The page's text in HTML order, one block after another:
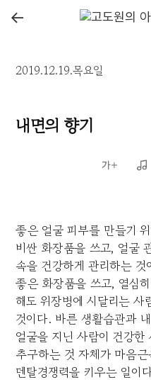
←
2019.12.19.목요일
내면의 향기
좋은 얼굴 피부를 만들기
비싼 화장품을 쓰고, 얼굴
속을 건강하게 관리하는
좋은 화장품을 쓰고, 열심
해도 위장병에 시달리는
것이다. 바른 생활습관과
얼굴을 지닌 사람이 건강
추구하는 것 자체가 마음
멘탈경쟁력을 키우는 일이